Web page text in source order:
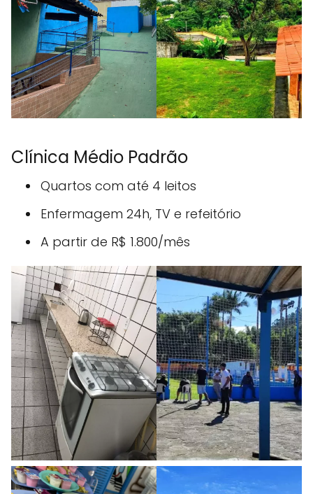
Clínica Médio Padrão
Quartos com até 4 leitos
Enfermagem 24h, TV e refeitório
A partir de R$ 1.800/mês